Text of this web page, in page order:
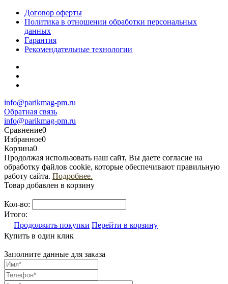
Договор оферты
Политика в отношении обработки персональных
данных
Гарантия
Рекомендательные технологии
info@parikmag-pm.ru
Обратная связь
info@parikmag-pm.ru
Сравнение0
Избранное0
Корзина0
Продолжая использовать наш сайт, Вы даете согласие на
обработку файлов cookie, которые обеспечивают правильную
работу сайта. Подробнее.
Товар добавлен в корзину
Кол-во:
Итого:
Продолжить покупки Перейти в корзину
Купить в один клик
Заполните данные для заказа